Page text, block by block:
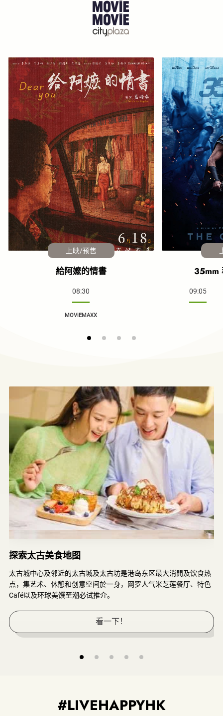
上映/预售
給阿嬤的情書
08:30
MOViEMAXX
35mm
09:05
探索太古美食地图
太古城中心及邻近的太古城及太古坊是港岛东区最大消閒及饮食热
点，集艺术、休憩和创意空间於一身，网罗人气米芝莲餐厅、特色
Café以及环球美馔至潮必试推介。
看一下！
太古城中心及邻近的太古城及太古坊是港岛东区最大消閒及饮食热
点，集艺术、休憩和创意空间於一身，网罗人气米芝莲餐厅、特色
Café以及环球美馔至潮必试推介。
#LIVEHAPPYHK